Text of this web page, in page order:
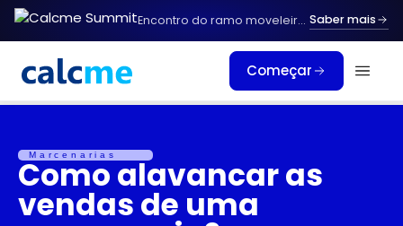
para
conteúdo
Encontro do ramo moveleiro. Vagas
Saber mais
Começar
Marcenarias
Como alavancar as
vendas de uma